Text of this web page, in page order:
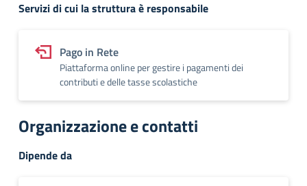
Servizi di cui la struttura è responsabile
Pago in Rete
Piattaforma online per gestire i pagamenti dei
contributi e delle tasse scolastiche
Organizzazione e contatti
Dipende da